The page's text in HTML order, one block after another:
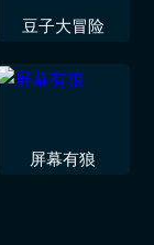
豆子大冒险
屏幕有狼